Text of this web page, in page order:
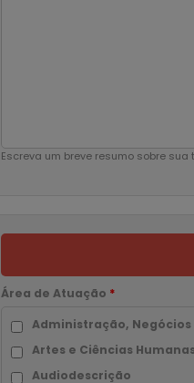
Escreva um breve resumo sobre
Área de Atuação *
Administração, Negócios
Artes e Ciências Humanas
Audiodescrição